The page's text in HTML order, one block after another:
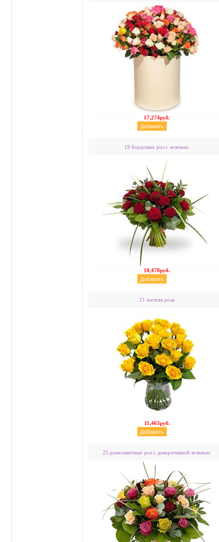
17,274руб.
19 бордовых роз с зеленью.
10,478руб.
21 желтая роза
11,463руб.
25 разноцветных роз с декоративной зеленью.